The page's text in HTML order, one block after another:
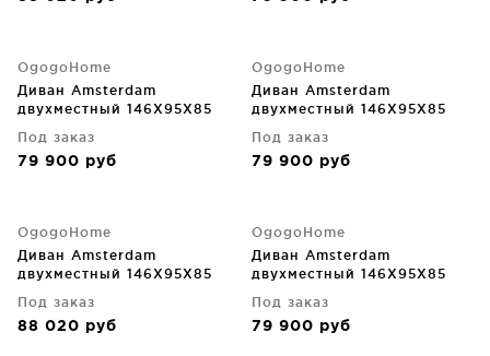
OgogoHome
Диван Amsterdam
двухместный 146X95X85
Под заказ
79 900 руб
OgogoHome
Диван Amsterdam
двухместный 146X95X85
Под заказ
79 900 руб
OgogoHome
Диван Amsterdam
двухместный 146X95X85
Под заказ
88 020 руб
OgogoHome
Диван Amsterdam
двухместный 146X95X85
Под заказ
79 900 руб